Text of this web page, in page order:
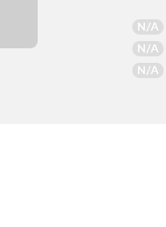
N/A
N/A
N/A